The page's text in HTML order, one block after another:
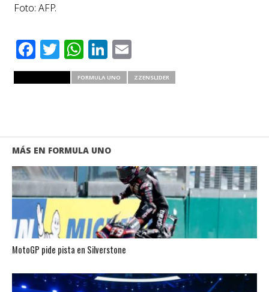
Foto: AFP.
Facebook
Twitter
WhatsApp
LinkedIn
Email
FORMULA UNO ZZENSLIDER
MÁS EN FORMULA UNO
MotoGP pide pista en Silverstone